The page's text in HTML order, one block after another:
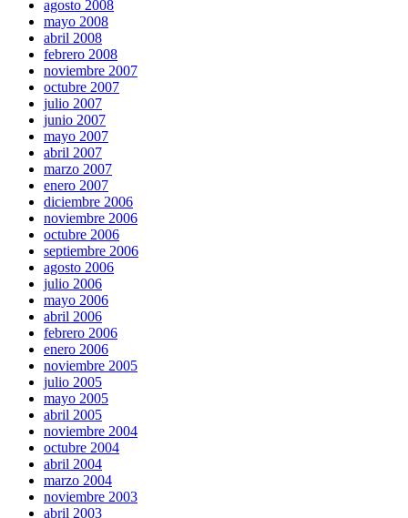
agosto 2008
mayo 2008
abril 2008
febrero 2008
noviembre 2007
octubre 2007
julio 2007
junio 2007
mayo 2007
abril 2007
marzo 2007
enero 2007
diciembre 2006
noviembre 2006
octubre 2006
septiembre 2006
agosto 2006
julio 2006
mayo 2006
abril 2006
febrero 2006
enero 2006
noviembre 2005
julio 2005
mayo 2005
abril 2005
noviembre 2004
octubre 2004
abril 2004
marzo 2004
noviembre 2003
abril 2003